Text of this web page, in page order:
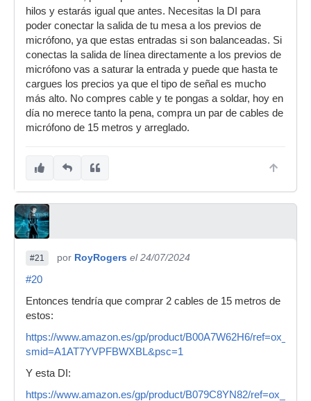
hilos y estarás igual que antes. Necesitas la DI para
poder conectar la salida de tu mesa a los previos de
micrófono, ya que estas entradas si son balanceadas. Si
conectas la salida de línea directamente a los previos de
micrófono vas a saturar la entrada y puede que hasta te
cargues los precios ya que el tipo de señal es mucho
más alto. No compres cable y te pongas a soldar, hoy en
día no merece tanto la pena, compra un par de cables de
micrófono de 15 metros y arreglado.
#21 por RoyRogers el 24/07/2024
#20
Entonces tendría que comprar 2 cables de 15 metros de
estos:
https://www.amazon.es/gp/product/B00A7W62H6/
smid=A1AT7YVPFBWXBL&psc=1
Y esta DI:
https://www.amazon.es/gp/product/B079C8YN82/